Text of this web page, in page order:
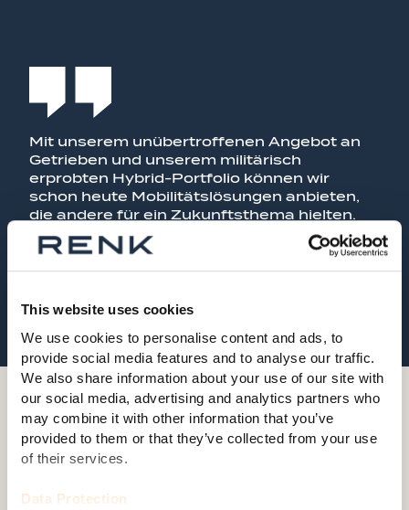
This website uses cookies
We use cookies to personalise content and ads, to
provide social media features and to analyse our traffic.
We also share information about your use of our site with
our social media, advertising and analytics partners who
may combine it with other information that you’ve
provided to them or that they’ve collected from your use
of their services.
Data Protection
Mit unserem unübertroffenen Angebot an
Getrieben und unserem militärisch
erprobten Hybrid-Portfolio können wir
schon heute Mobilitätslösungen anbieten,
die andere für ein Zukunftsthema hielten.
Walter Kammer, Sales Director Mobility
02 MOTOREN UND GENERATOREN
Unsere Motorgeneratoren sind
Hybridsysteme.